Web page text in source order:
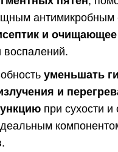
антимикробным
и очищающее
уменьшать
и
при сухости